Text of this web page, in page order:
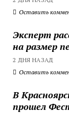
Оставить
Эксперт
на размер
2 ДНЯ НАЗАД
Оставить
В
прошел